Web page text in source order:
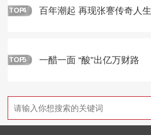
TOP4 百年潮起 再现张謇传奇人生
TOP5 一醋一面 “酸”出亿万财路